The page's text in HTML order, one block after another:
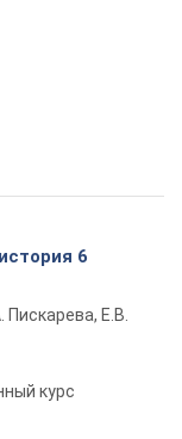
6
Пискарева, Е.В.
курс